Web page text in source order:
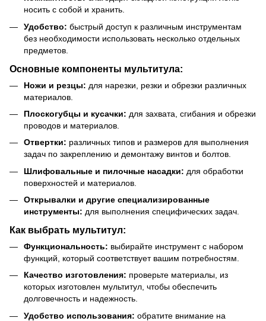
носить с собой и хранить.
Удобство: быстрый доступ к различным инструментам
без необходимости использовать несколько отдельных
предметов.
Основные компоненты мультитула:
Ножи и резцы: для нарезки, резки и обрезки различных
материалов.
Плоскогубцы и кусачки: для захвата, сгибания и обрезки
проводов и материалов.
Отвертки: различных типов и размеров для выполнения
задач по закреплению и демонтажу винтов и болтов.
Шлифовальные и пилочные насадки: для обработки
поверхностей и материалов.
Открывалки и другие специализированные
инструменты: для выполнения специфических задач.
Как выбрать мультитул:
Функциональность: выбирайте инструмент с набором
функций, который соответствует вашим потребностям.
Качество изготовления: проверьте материалы, из
которых изготовлен мультитул, чтобы обеспечить
долговечность и надежность.
Удобство использования: обратите внимание на